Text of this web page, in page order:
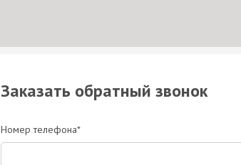
Заказать обратный звонок
Номер телефона*